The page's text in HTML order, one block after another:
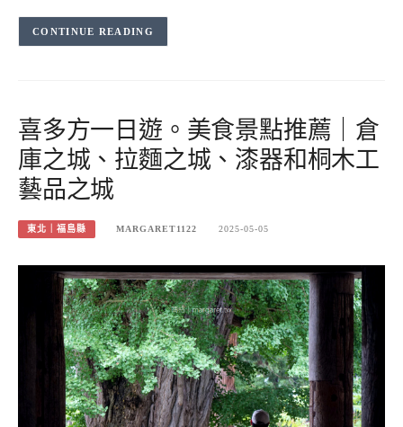
CONTINUE READING
喜多方一日遊。美食景點推薦｜倉
庫之城、拉麵之城、漆器和桐木工
藝品之城
東北｜福島縣 MARGARET1122 2025-05-05